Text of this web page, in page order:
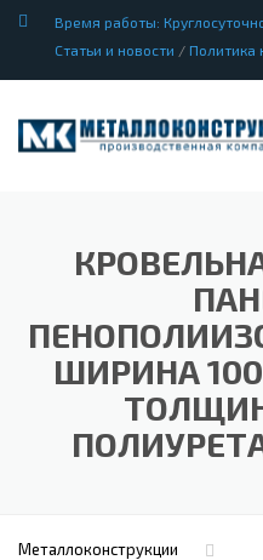
Время работы:
Статьи и новости / Политика
ШИРИНА
Металлоконструкции